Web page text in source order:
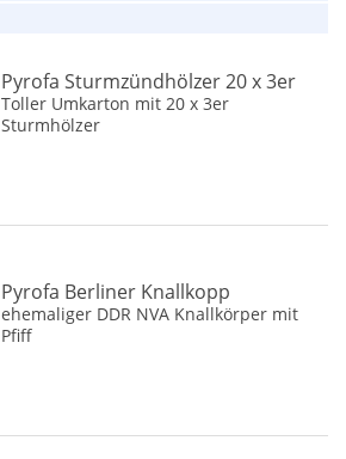
Pyrofa Sturmzündhölzer 20 x 3er
Toller Umkarton mit 20 x 3er
Sturmhölzer
Pyrofa Berliner Knallkopp
ehemaliger DDR NVA Knallkörper mit
Pfiff